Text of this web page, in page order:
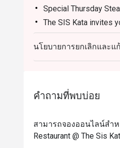
Special Thursday
The SIS Kata invites
at our “Thursday
It’s the perfect way
views at The Twilight
Time: 18:00 – 21:30
** Please note that
Date: 31st Dec 2025
นโยบายการยกเลิกและแ
คำถามที่พบบ่อย
สามารถจองออนไลน์สำห
Restaurant @ The Sis